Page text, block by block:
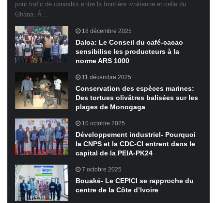
pour trafic de cannabis entre la frontière ivoirienne et celle du
Ghana. À…
18 décembre 2025
Daloa: Le Conseil du café-cacao
sensibilise les producteurs à la
norme ARS 1000
11 décembre 2025
Conservation des espèces marines:
Des tortues olivâtres balisées sur les
plages de Monogaga
10 octobre 2025
Développement industriel- Pourquoi
la CNPS et la CDC-CI entrent dans le
capital de la PEIA-PK24
7 octobre 2025
Bouaké- Le CEPICI se rapproche du
centre de la Côte d’Ivoire